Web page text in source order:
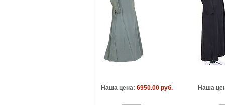
Наша цена: 6950.00 руб. Наша